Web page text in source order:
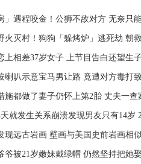
」遇程咬金！公狮不敌对方 无奈只
火灭村！狗狗「躲烤炉」逃死劫 朝
上相差37岁女子 上节目告白还望生
喇叭示意宝马男让路 竟遭对方毒打
施都做了妻子仍怀上第2胎 丈夫一查
就发生关系崩溃发现男友只有14岁
现远古岩画 壁画与美国史前岩画相
爷被21岁嫩妹戴绿帽 仍然坚持把她